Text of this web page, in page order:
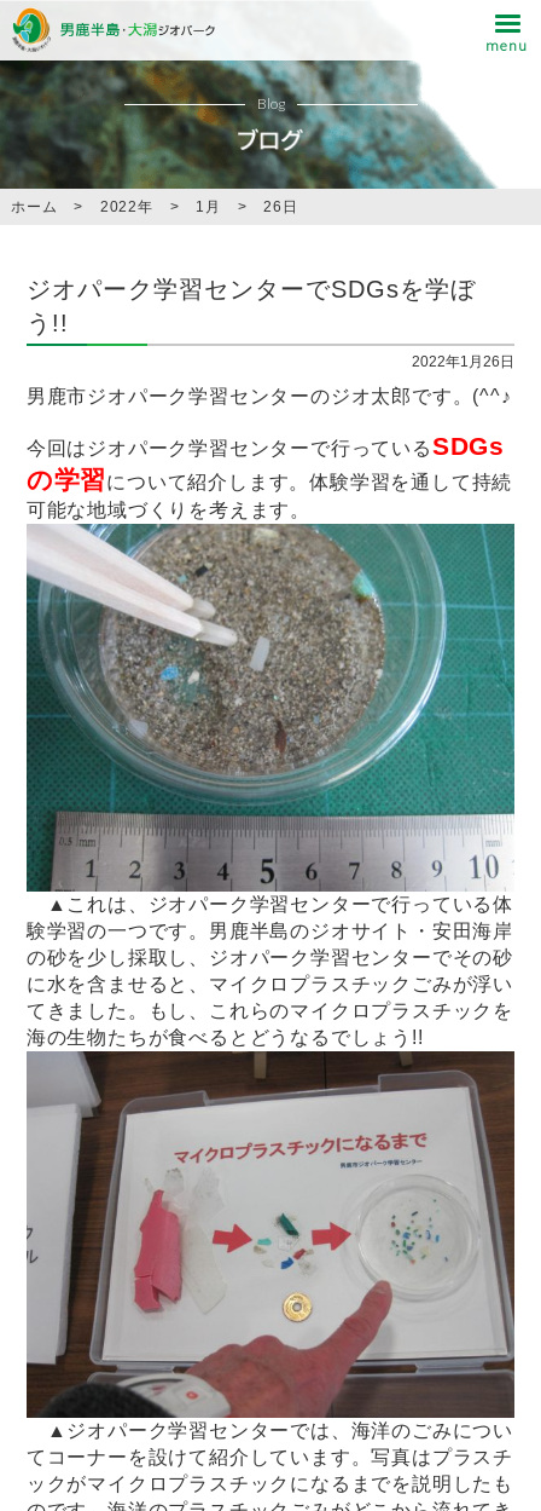
Blog
ホーム > 2022年 > 1月 > 26日
ジオパーク学習センターでSDGsを学ぼ
う!!
2022年1月26日
男鹿市ジオパーク学習センターのジオ太郎です。(^^♪
今回はジオパーク学習センターで行っているSDGs
の学習について紹介します。体験学習を通して持続
可能な地域づくりを考えます。
▲これは、ジオパーク学習センターで行っている体
験学習の一つです。男鹿半島のジオサイト・安田海岸
の砂を少し採取し、ジオパーク学習センターでその砂
に水を含ませると、マイクロプラスチックごみが浮い
てきました。もし、これらのマイクロプラスチックを
海の生物たちが食べるとどうなるでしょう!!
▲ジオパーク学習センターでは、海洋のごみについ
てコーナーを設けて紹介しています。写真はプラスチ
ックがマイクロプラスチックになるまでを説明したも